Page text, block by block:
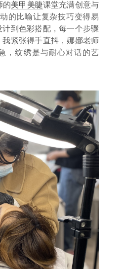
的美甲美睫课堂充满创意与
的比喻让复杂技巧变得易
到色彩搭配，每一个步骤
紧张得手直抖，娜娜老师
，纹绣是与耐心对话的艺